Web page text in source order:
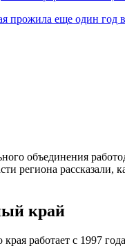
прожила еще один год
объединения
региона
край
работает с 1997